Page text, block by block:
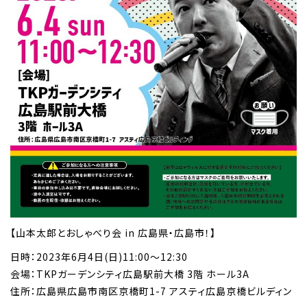
【山本太郎とおしゃべり会 in 広島県・広島市！】
日時：2023年6月4日(日)11:00〜12:30
会場：TKPガーデンシティ広島駅前大橋 3階 ホール3A
住所：広島県広島市南区京橋町1-7 アスティ広島京橋ビルディン